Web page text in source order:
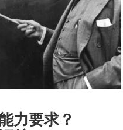
力要求？